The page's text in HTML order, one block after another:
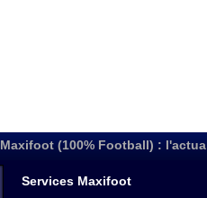
Maxifoot (100% Football) :
Services Maxifoot